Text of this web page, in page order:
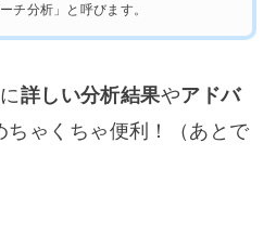
チ分析」と呼びます。
詳しい分析結果やアドバ
ちゃくちゃ便利！（あとで